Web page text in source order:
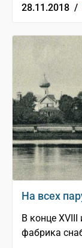
28.11.2018 /
На всех
В конце XVIII
фабрика